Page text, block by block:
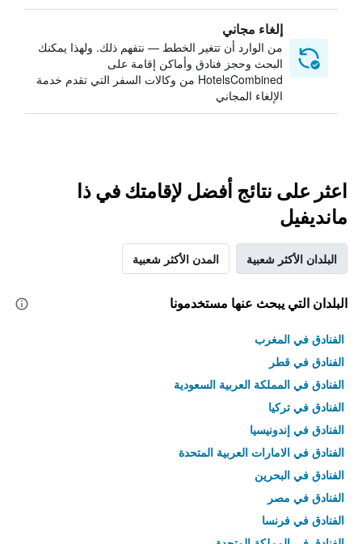
إلغاء مجاني
من الوارد أن تتغير الخطط — نتفهم ذلك. ولهذا يمكنك
البحث وحجز فنادق وأماكن إقامة على
HotelsCombined من وكالات السفر التي تقدم خدمة
الإلغاء المجاني
اعثر على نتائج أفضل لإقامتك في ذا
مانديفيل
البلدان الأكثر شعبية المدن الأكثر شعبية
البلدان التي يبحث عنها مستخدمونا
الفنادق في المغرب
الفنادق في قطر
الفنادق في المملكة العربية السعودية
الفنادق في تركيا
الفنادق في إندونيسيا
الفنادق في الامارات العربية المتحدة
الفنادق في البحرين
الفنادق في مصر
الفنادق في فرنسا